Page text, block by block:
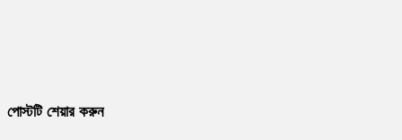
পোস্টটি শেয়ার করুন